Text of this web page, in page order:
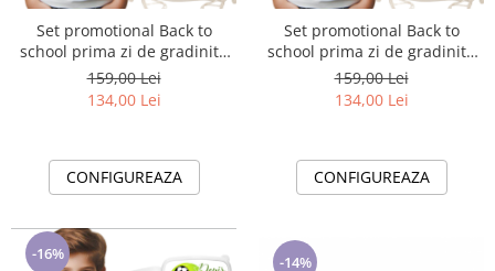
Set promotional Back to
school prima zi de gradinita
scoala din bumbac fotbal
ABF343
159,00 Lei
134,00 Lei
CONFIGUREAZA
Set promotional Back to
school prima zi de gradinita
scoala din bumbac fotbal
ABF344
159,00 Lei
134,00 Lei
CONFIGUREAZA
-16% -14%